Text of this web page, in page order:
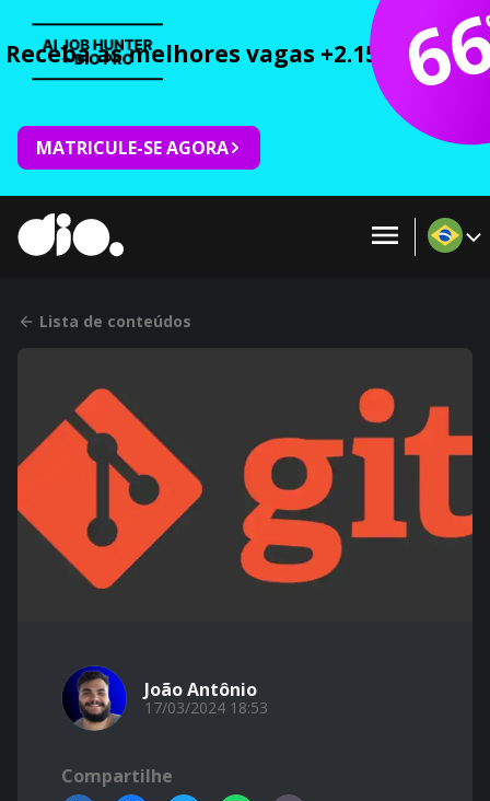
Receba as melhores vagas +2.150 cursos
MATRICULE-SE AGORA
Lista de conteúdos
João Antônio
17/03/2024 18:53
Compartilhe